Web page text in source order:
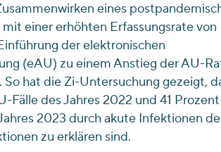
eines
einer erhöhten Erfassungsrate von
der elektronischen
(eAU) zu einem Anstieg der AU-
hat die Zi-Untersuchung gezeigt,
Fälle des Jahres 2022 und 41 Prozent
2023 durch akute Infektionen
zu erklären sind.